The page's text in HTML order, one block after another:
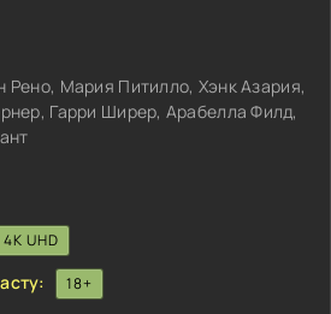
Мария Питилло, Хэнк Азария,
Гарри Ширер, Арабелла Филд,
4K UHD
18+